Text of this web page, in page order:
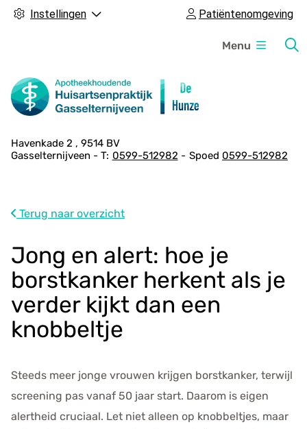
Instellingen Patiëntenomgeving
e
n
Menu
A
d
s
e
g
e
v
e
n
Havenkade 2
9514 BV
Gasselternijveen
0599-512982 Spoed 0599-512982
Terug naar overzicht
Jong en alert: hoe je
borstkanker herkent als je
verder kijkt dan een
knobbeltje
Steeds meer jonge vrouwen krijgen borstkanker, terwijl
screening pas vanaf 50 jaar start. Daarom is eigen
alertheid cruciaal. Let niet alleen op knobbeltjes, maar